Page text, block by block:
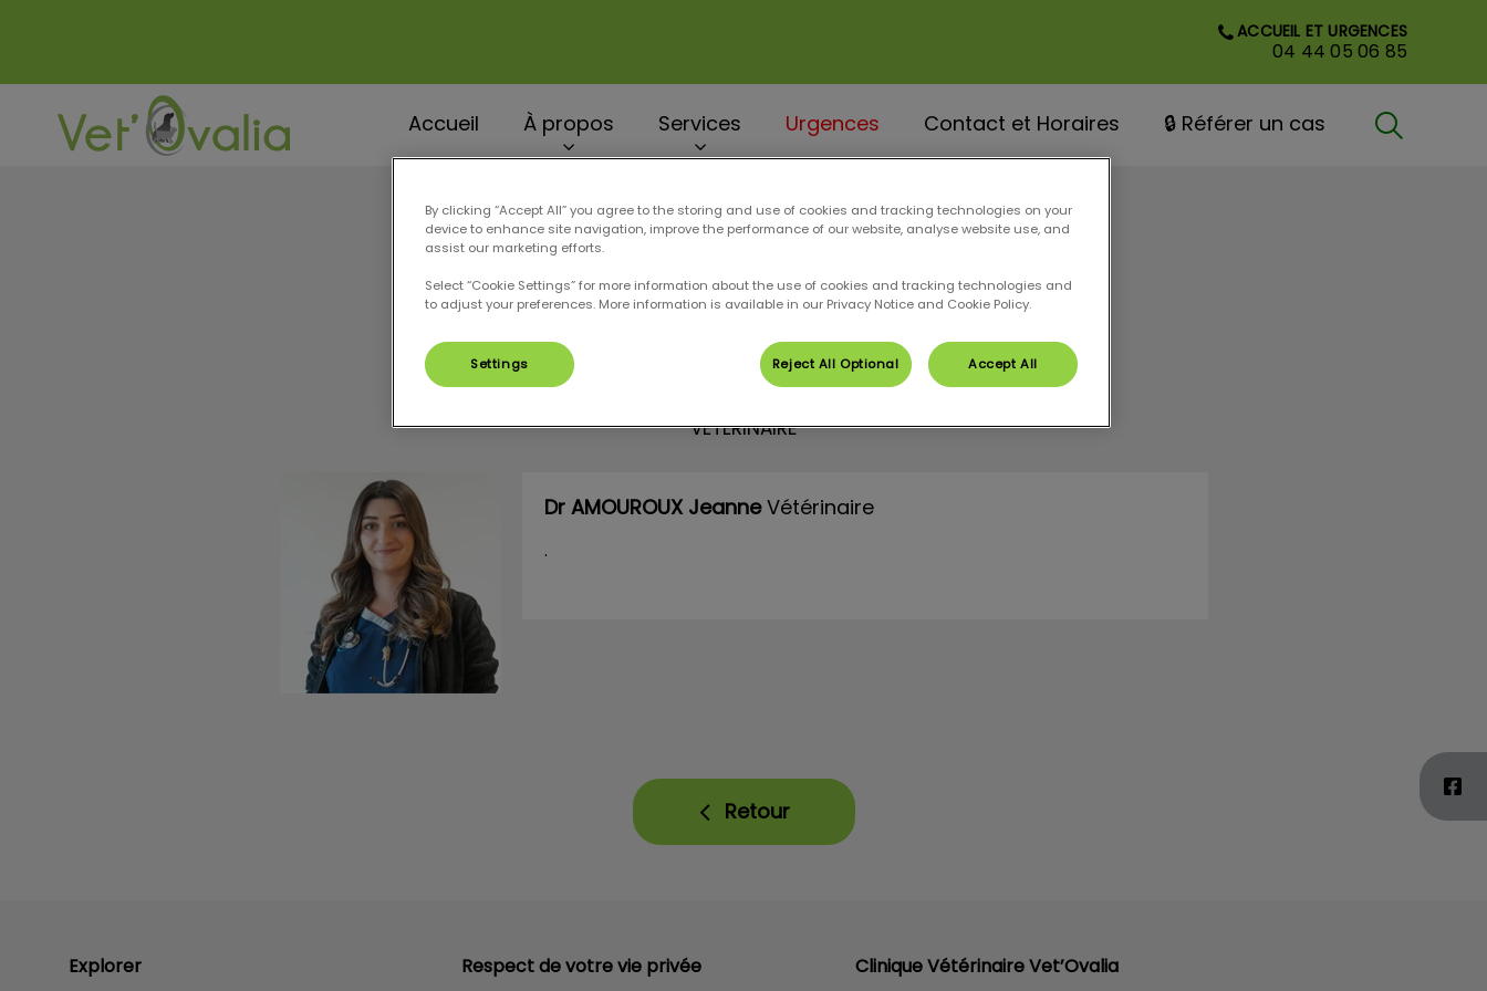
Page d'accueil de Vet'Ovalia
ACCUEIL ET URGENCES
04 44 05 06 85
Accueil À propos Services Urgences Contact et Horaires 🔒 Référer un cas
Dr AMOUROUX Jeanne
VÉTÉRINAIRE
Dr AMOUROUX JeanneVétérinaire
.
Retour
Explorer Respect de votre vie privée Clinique Vétérinaire Vet’Ovalia
By clicking “Accept All” you agree to the storing and use of cookies and tracking technologies on your
device to enhance site navigation, improve the performance of our website, analyse website use, and
assist our marketing efforts.
Select “Cookie Settings” for more information about the use of cookies and tracking technologies and
to adjust your preferences. More information is available in our Privacy Notice and Cookie Policy.
Settings Reject All Optional Accept All